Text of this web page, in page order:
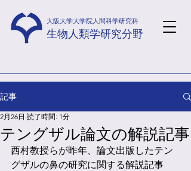
​生物人類学研究分野
​大阪大学大学院人間科学研究科
記事
テングザル論文の解説記事
2月26日 読了時間: 1分
西村教授らが昨年、論文出版したテン
グザルの鼻の研究に関する解説記事